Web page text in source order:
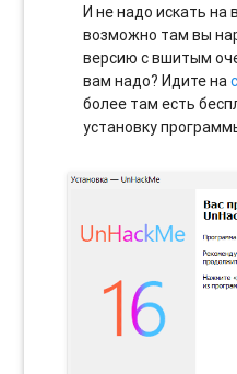
И не надо искать на
возможно там вы
версию с вшитым
вам надо? Идите на
более там есть
установку